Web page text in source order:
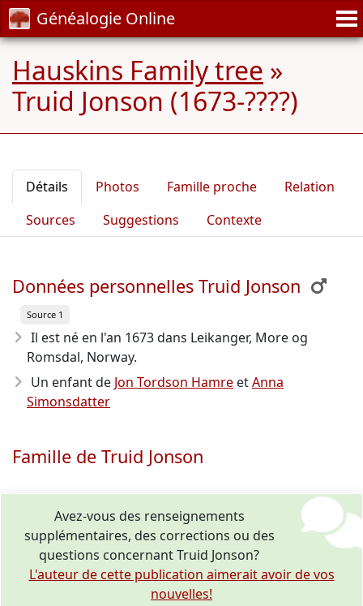
Généalogie Online
Hauskins Family tree »
Truid Jonson (1673-????)
Détails Photos Famille proche
Relation
Sources
Suggestions Contexte
Données personnelles Truid Jonson
Source 1
Il est né en l'an 1673dans Leikanger, More og
Romsdal, Norway.
Un enfant de Jon Tordson Hamre etAnna
Simonsdatter
Famille de Truid Jonson
Avez-vous des renseignements
supplémentaires, des corrections ou des
questions concernant Truid Jonson?
L'auteur de cette publication aimerait avoir de vos
nouvelles!